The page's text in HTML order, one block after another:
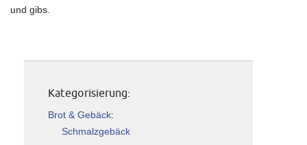
und gibs.
Kategorisierung:
Brot & Gebäck:
Schmalzgebäck